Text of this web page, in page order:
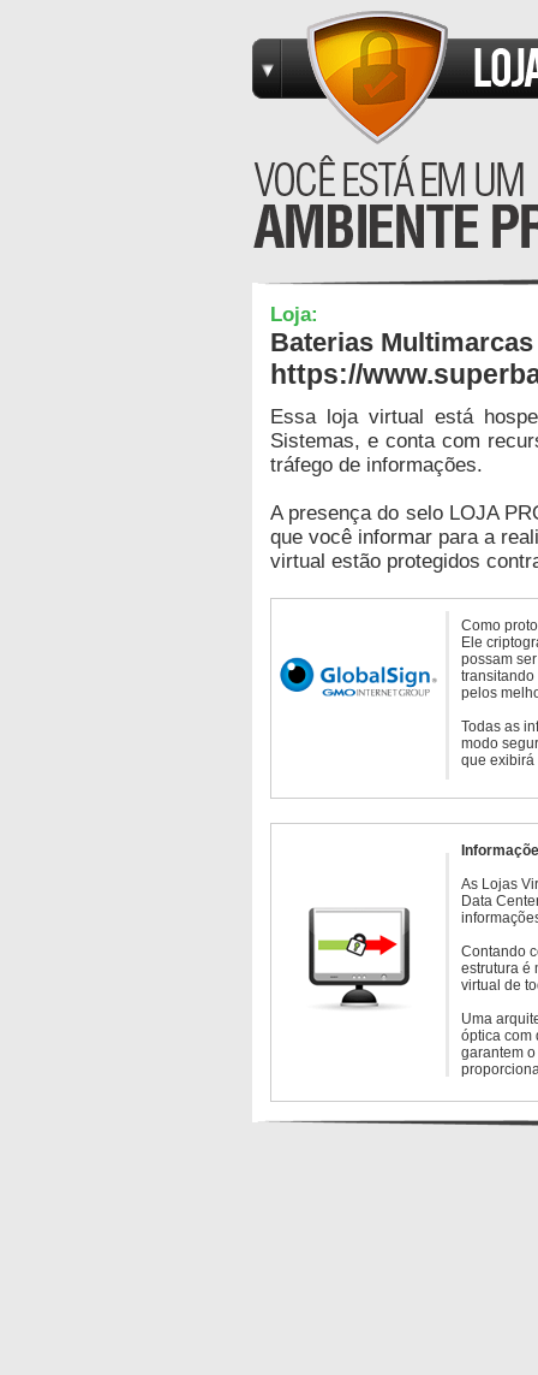
Loja:
Baterias Multimarcas
https://
Essa loja virtual está
Sistemas, e conta com
tráfego de informações.
A presença do selo LOJA
que você informar para a
virtual estão protegidos
Como
Ele
possam
transitando
pelos
Todas as
modo
que exibirá
As Lojas
Data
Contando
estrutura é
virtual de
Uma
óptica com
garantem